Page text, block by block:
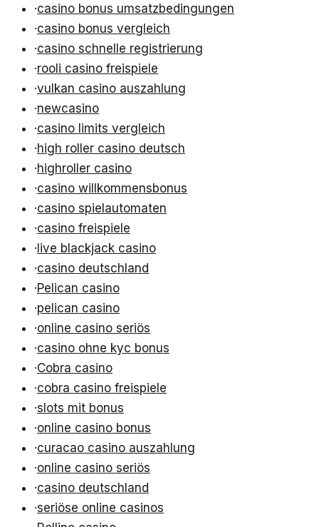
·casino bonus umsatzbedingungen
·casino bonus vergleich
·casino schnelle registrierung
·rooli casino freispiele
·vulkan casino auszahlung
·newcasino
·casino limits vergleich
·high roller casino deutsch
·highroller casino
·casino willkommensbonus
·casino spielautomaten
·casino freispiele
·live blackjack casino
·casino deutschland
·Pelican casino
·pelican casino
·online casino seriös
·casino ohne kyc bonus
·Cobra casino
·cobra casino freispiele
·slots mit bonus
·online casino bonus
·curacao casino auszahlung
·online casino seriös
·casino deutschland
·seriöse online casinos